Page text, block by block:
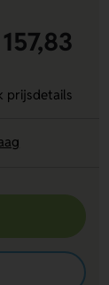
prijsdetails